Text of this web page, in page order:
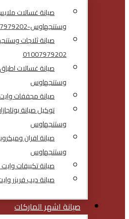
صيانة غسالات
وستنجهاوس-01007979202
صيانة ثلاجات
01007979202
صيانة غسالات
وستنجهاوس
صيانة مجففات
توكيل صيانة
وستنجهاوس
صيانة افران
وستنجهاوس
صيانة تكييفات
صيانة ديب فريزر
صيانة اشهر الماركات